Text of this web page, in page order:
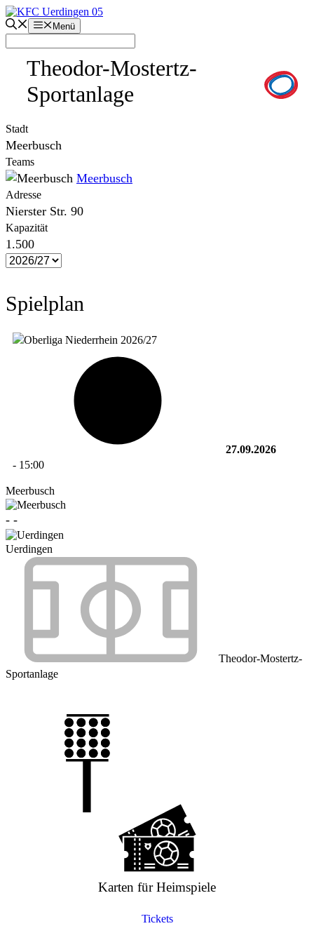
Zum
Inhalt
springen
Menü
Theodor-Mostertz-
Sportanlage
Stadt
Meerbusch
Teams
Meerbusch
Adresse
Nierster Str. 90
Kapazität
1.500
Spielplan
27.09.2026
- 15:00
Meerbusch
- -
Uerdingen
Theodor-Mostertz-
Sportanlage
Karten für Heimspiele
Tickets